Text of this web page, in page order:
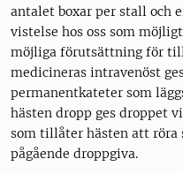
antalet boxar per stall och
vistelse hos oss som
möjliga förutsättning för
medicineras intravenöst
permanentkateter som
hästen dropp ges droppet
som tillåter hästen att röra
pågående droppgiva.